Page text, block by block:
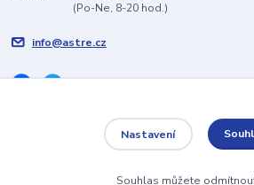
(Po-Ne, 8-20 hod.)
info@astre.cz
Nastavení
Souhlas můžete